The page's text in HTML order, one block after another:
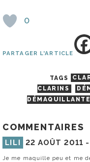
0
PARTAGER L'ARTICLE
TAGS
CLARINS
DÉMAQUILLANTE
COMMENTAIRES
LILI 22 AOÛT 2011
Je me maquille peu et me